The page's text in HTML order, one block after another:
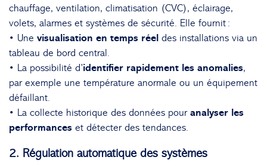
chauffage, ventilation, climatisation (CVC), éclairage,
volets, alarmes et systèmes de sécurité. Elle fournit :
• Une visualisation en temps réel des installations via un
tableau de bord central.
• La possibilité d’identifier rapidement les anomalies,
par exemple une température anormale ou un équipement
défaillant.
• La collecte historique des données pouranalyser les
performances et détecter des tendances.
2. Régulation automatique des systèmes